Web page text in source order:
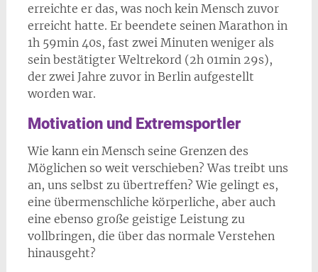
erreichte er das, was noch kein Mensch zuvor
erreicht hatte. Er beendete seinen Marathon in
1h 59min 40s, fast zwei Minuten weniger als
sein bestätigter Weltrekord (2h 01min 29s),
der zwei Jahre zuvor in Berlin aufgestellt
worden war.
Motivation und Extremsportler
Wie kann ein Mensch seine Grenzen des
Möglichen so weit verschieben? Was treibt uns
an, uns selbst zu übertreffen? Wie gelingt es,
eine übermenschliche körperliche, aber auch
eine ebenso große geistige Leistung zu
vollbringen, die über das normale Verstehen
hinausgeht?